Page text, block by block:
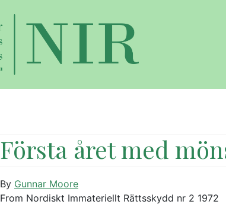
Första året med
By Gunnar Moore
From Nordiskt Immateriellt Rättsskydd nr 2 1972